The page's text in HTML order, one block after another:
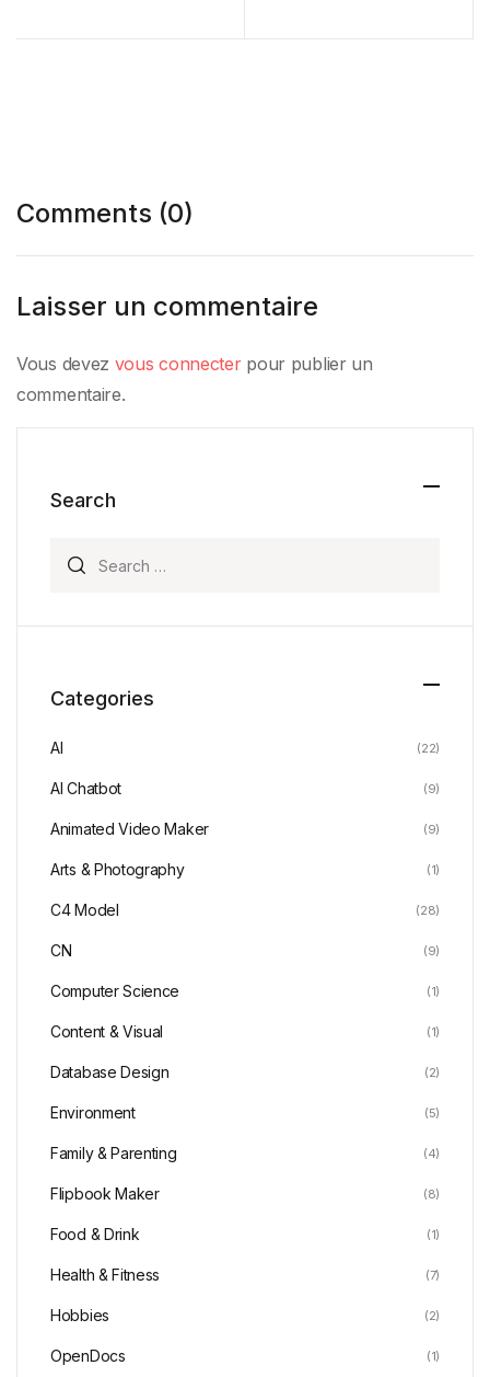
South West Atlantic
Comments (0)
Laisser un commentaire
Vous devez vous connecterpour publier un
commentaire.
Search
Categories
AI (22)
AI Chatbot (9)
Animated Video Maker (9)
Arts & Photography (1)
C4 Model (28)
CN (9)
Computer Science (1)
Content & Visual (1)
Database Design (2)
Environment (5)
Family & Parenting (4)
Flipbook Maker (8)
Food & Drink (1)
Health & Fitness (7)
Hobbies (2)
OpenDocs (1)